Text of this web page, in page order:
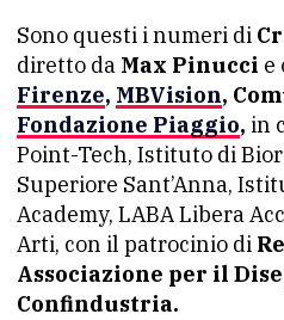
Sono questi i numeri di
diretto da Max Pinucci e
Firenze, MBVision,
Fondazione Piaggio, in
Point-Tech, Istituto di
Superiore Sant’Anna,
Academy, LABA Libera
Arti, con il patrocinio di
Associazione per il
Confindustria.